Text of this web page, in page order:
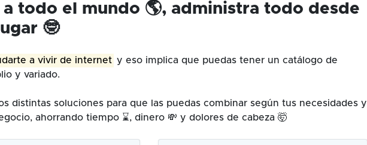
a todo el mundo 🌎, administra todo desde
🤓
a vivir de internet y eso implica que puedas tener un catálogo de
y variado.
distintas soluciones para que las puedas combinar según tus necesidades y
ahorrando tiempo ⌛, dinero 💸 y dolores de cabeza 🤯